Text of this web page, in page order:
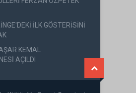
İLK GÖSTERİSİNİ
KEMAL
AÇILDI